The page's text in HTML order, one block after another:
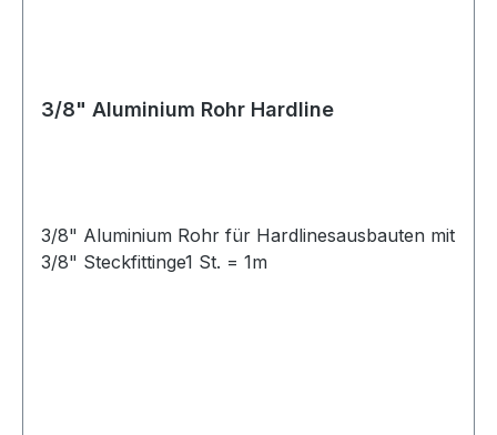
3/8" Aluminium Rohr Hardline
3/8" Aluminium Rohr für Hardlinesausbauten mit
3/8" Steckfittinge1 St. = 1m